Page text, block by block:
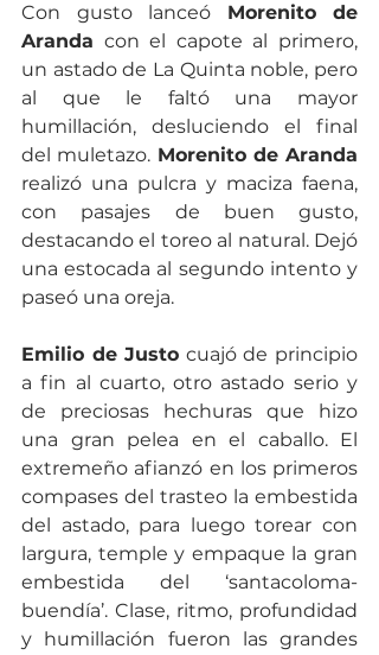
Con gusto lanceó Morenito de
Aranda con el capote al primero,
un astado de La Quinta noble, pero
al que le faltó una mayor
humillación, desluciendo el final
del muletazo. Morenito de Aranda
realizó una pulcra y maciza faena,
con pasajes de buen gusto,
destacando el toreo al natural. Dejó
una estocada al segundo intento y
paseó una oreja.
Emilio de Justo cuajó de principio
a fin al cuarto, otro astado serio y
de preciosas hechuras que hizo
una gran pelea en el caballo. El
extremeño afianzó en los primeros
compases del trasteo la embestida
del astado, para luego torear con
largura, temple y empaque la gran
embestida del ‘santacoloma-
buendía’. Clase, ritmo, profundidad
y humillación fueron las grandes